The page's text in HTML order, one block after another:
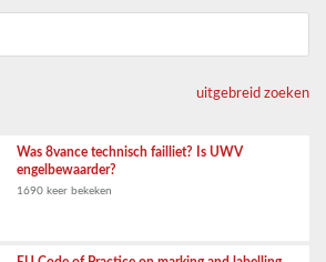
uitgebreid zoeken
Was 8vance technisch failliet? Is UWV
engelbewaarder?
1690 keer bekeken